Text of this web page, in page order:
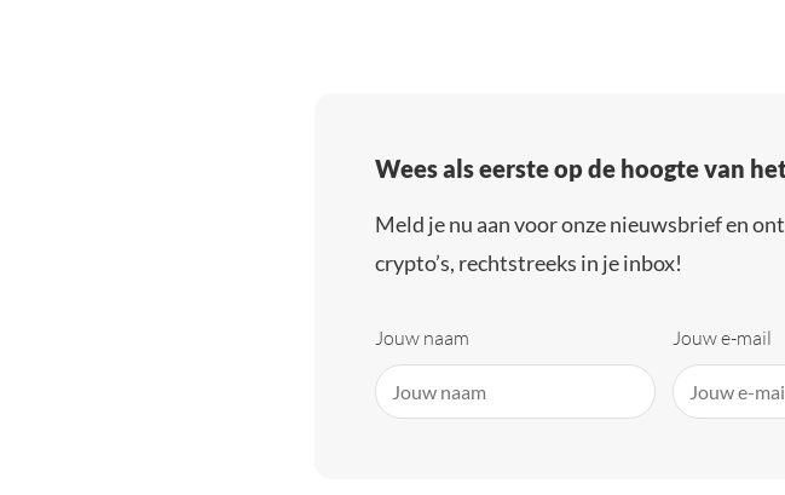
Wees als eerste op de hoogte van
Meld je nu aan voor onze nieuwsbrief en
crypto’s, rechtstreeks in je inbox!
Jouw naam Jouw e-mail